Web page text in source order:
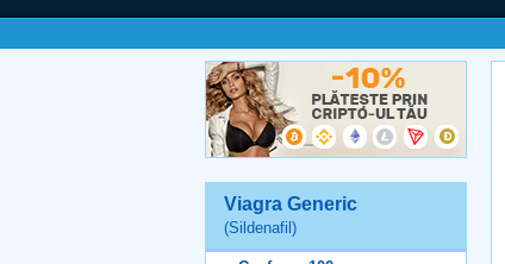
Viagra Generic
(Sildenafil)